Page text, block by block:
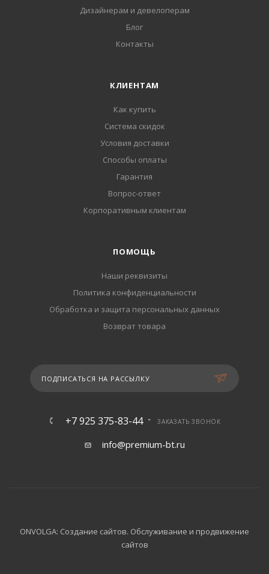
Дизайнерам и девелоперам
Блог
Контакты
КЛИЕНТАМ
Как купить
Система скидок
Условия доставки
Способы оплаты
Гарантия
Вопрос-ответ
Корпоративным клиентам
ПОМОЩЬ
Наши реквизиты
Политика конфиденциальности
Обработка и защита персональных данных
Возврат товара
ПОДПИСАТЬСЯ НА РАССЫЛКУ
+7 925 375-83-44 ЗАКАЗАТЬ ЗВОНОК
info@premium-bt.ru
ONVOLGA: Создание сайтов. Обслуживание и продвижение
сайтов